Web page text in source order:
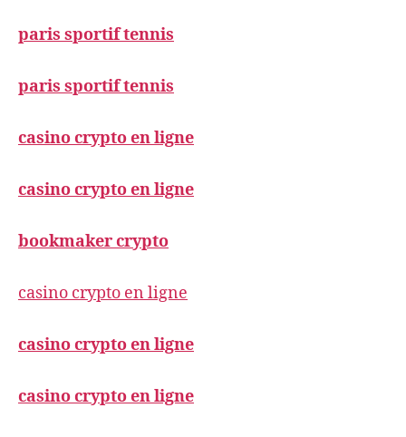
paris sportif tennis
paris sportif tennis
casino crypto en ligne
casino crypto en ligne
bookmaker crypto
casino crypto en ligne
casino crypto en ligne
casino crypto en ligne